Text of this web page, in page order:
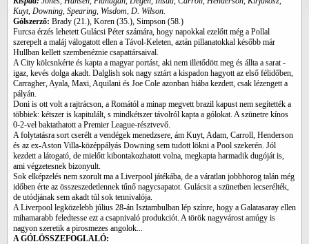
Kuyt, Downing, Spearing, Wisdom, D. Wilson.
Gólszerző: Brady (21.), Koren (35.), Simpson (58.)
Furcsa érzés lehetett Gulácsi Péter számára, hogy napokkal ezelőtt még a Pollal
szerepelt a maláj válogatott ellen a Távol-Keleten, aztán pillanatokkal később már
Hullban kellett szembenéznie csapattársaival.
A City kölcsnkérte és kapta a magyar portást, aki nem illetődött meg és állta a sarat -
igaz, kevés dolga akadt. Dalglish sok nagy sztárt a kispadon hagyott az első félidőben,
Carragher, Ayala, Maxi, Aquilani és Joe Cole azonban hiába kezdett, csak lézengett a
pályán.
Doni is ott volt a rajtrácson, a Romától a minap megvett brazil kapust nem segítették a
többiek: kétszer is kapitulált, s mindkétszer távolról kapta a gólokat. A szünetre kínos
0-2-vel baktathatott a Premier League-résztvevő.
A folytatásra sort cserélt a vendégek menedzsere, ám Kuyt, Adam, Carroll, Henderson
és az ex-Aston Villa-középpályás Downing sem tudott lökni a Pool szekerén. Jól
kezdett a látogató, de mielőtt kibontakozhatott volna, megkapta harmadik dugóját is,
ami végzetesnek bizonyult.
Sok elképzelés nem szorult ma a Liverpool játékába, de a váratlan jobbhorog talán még
időben érte az összeszedetlennek tűnő nagycsapatot. Gulácsit a szünetben lecserélték,
de utódjának sem akadt túl sok tennivalója.
A Liverpool legközelebb július 28-án Isztambulban lép színre, hogy a Galatasaray ellen
mihamarabb feledtesse ezt a csapnivaló produkciót. A török nagyvárost amúgy is
nagyon szeretik a pirosmezes angolok...
A GÓLÖSSZEFOGLALÓ: